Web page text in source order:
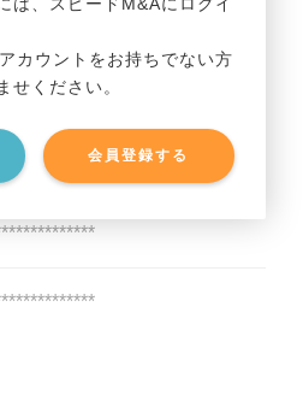
カウントをお持ちでない方
せください。
会員登録する